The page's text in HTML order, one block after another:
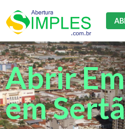
Abrir
em